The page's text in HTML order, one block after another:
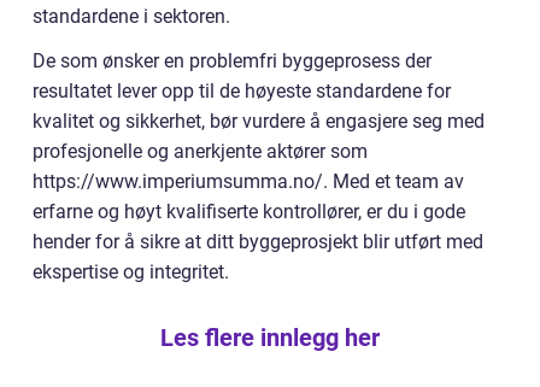
standardene i sektoren.
De som ønsker en problemfri byggeprosess der
resultatet lever opp til de høyeste standardene for
kvalitet og sikkerhet, bør vurdere å engasjere seg med
profesjonelle og anerkjente aktører som
https://www.imperiumsumma.no/. Med et team av
erfarne og høyt kvalifiserte kontrollører, er du i gode
hender for å sikre at ditt byggeprosjekt blir utført med
ekspertise og integritet.
Les flere innlegg her